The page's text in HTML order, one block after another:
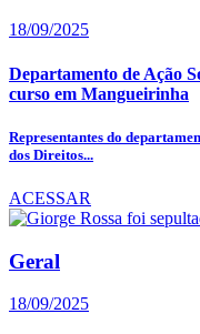
18/09/2025
Departamento de Ação
curso em Mangueirinha
Representantes do
dos Direitos...
ACESSAR
Geral
18/09/2025